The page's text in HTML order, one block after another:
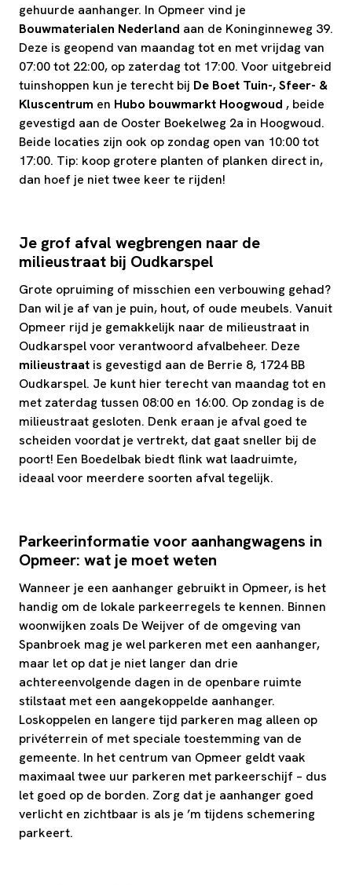
gehuurde aanhanger. In Opmeer vind je
Bouwmaterialen Nederland aan de Koninginneweg 39.
Deze is geopend van maandag tot en met vrijdag van
07:00 tot 22:00, op zaterdag tot 17:00. Voor uitgebreid
tuinshoppen kun je terecht bij De Boet Tuin-, Sfeer- &
Kluscentrum en Hubo bouwmarkt Hoogwoud , beide
gevestigd aan de Ooster Boekelweg 2a in Hoogwoud.
Beide locaties zijn ook op zondag open van 10:00 tot
17:00. Tip: koop grotere planten of planken direct in,
dan hoef je niet twee keer te rijden!
Je grof afval wegbrengen naar de
milieustraat bij Oudkarspel
Grote opruiming of misschien een verbouwing gehad?
Dan wil je af van je puin, hout, of oude meubels. Vanuit
Opmeer rijd je gemakkelijk naar de milieustraat in
Oudkarspel voor verantwoord afvalbeheer. Deze
milieustraat is gevestigd aan de Berrie 8, 1724 BB
Oudkarspel. Je kunt hier terecht van maandag tot en
met zaterdag tussen 08:00 en 16:00. Op zondag is de
milieustraat gesloten. Denk eraan je afval goed te
scheiden voordat je vertrekt, dat gaat sneller bij de
poort! Een Boedelbak biedt flink wat laadruimte,
ideaal voor meerdere soorten afval tegelijk.
Parkeerinformatie voor aanhangwagens in
Opmeer: wat je moet weten
Wanneer je een aanhanger gebruikt in Opmeer, is het
handig om de lokale parkeerregels te kennen. Binnen
woonwijken zoals De Weijver of de omgeving van
Spanbroek mag je wel parkeren met een aanhanger,
maar let op dat je niet langer dan drie
achtereenvolgende dagen in de openbare ruimte
stilstaat met een aangekoppelde aanhanger.
Loskoppelen en langere tijd parkeren mag alleen op
privéterrein of met speciale toestemming van de
gemeente. In het centrum van Opmeer geldt vaak
maximaal twee uur parkeren met parkeerschijf – dus
let goed op de borden. Zorg dat je aanhanger goed
verlicht en zichtbaar is als je ’m tijdens schemering
parkeert.